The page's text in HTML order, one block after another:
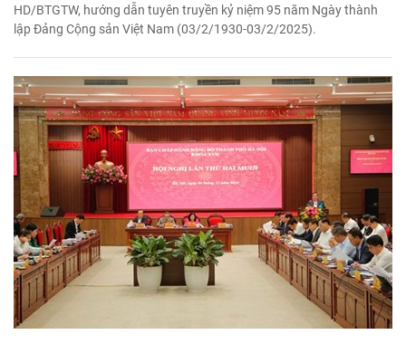
HD/BTGTW, hướng dẫn tuyên truyền kỷ niệm 95 năm Ngày thành
lập Đảng Cộng sản Việt Nam (03/2/1930-03/2/2025).